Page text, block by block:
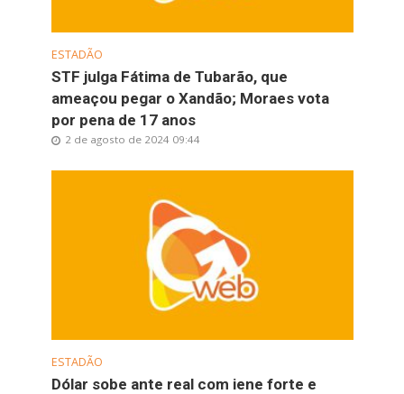
ESTADÃO
STF julga Fátima de Tubarão, que
ameaçou pegar o Xandão; Moraes vota
por pena de 17 anos
2 de agosto de 2024 09:44
ESTADÃO
Dólar sobe ante real com iene forte e